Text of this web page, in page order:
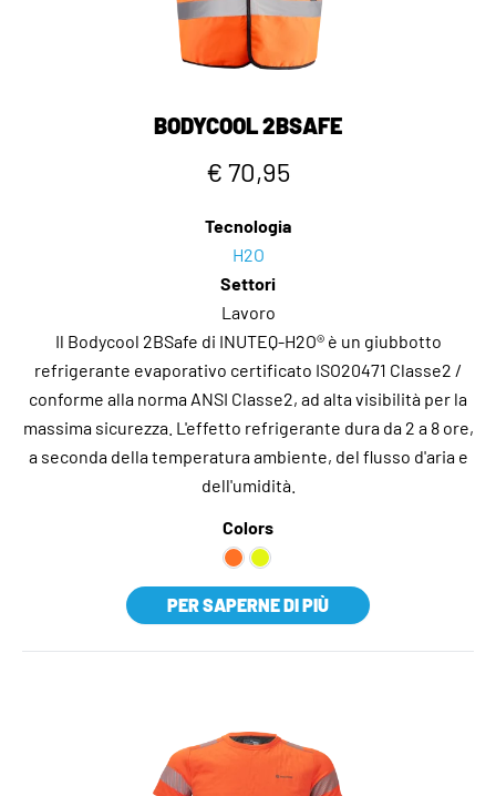
BODYCOOL 2BSAFE
€ 70,95
Tecnologia
H2O
Settori
Lavoro
Il Bodycool 2BSafe di INUTEQ-H2O® è un giubbotto
refrigerante evaporativo certificato ISO20471 Classe2 /
conforme alla norma ANSI Classe2, ad alta visibilità per la
massima sicurezza. L'effetto refrigerante dura da 2 a 8 ore,
a seconda della temperatura ambiente, del flusso d'aria e
dell'umidità.
Colors
PER SAPERNE DI PIÙ